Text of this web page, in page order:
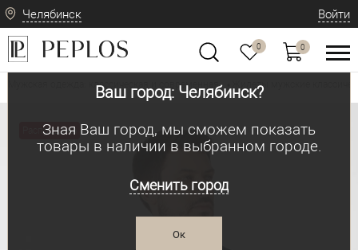
Челябинск
Ваш город: Челябинск?
Зная Ваш город, мы сможем показать
товары в наличии в выбранном городе.
Сменить город
Ок
Войти
0 0
Мужская одежда: классическая и современная Жилеты мужские
Распродажа